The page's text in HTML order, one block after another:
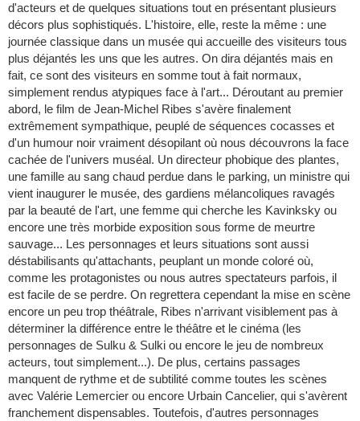
d'acteurs et de quelques situations tout en présentant plusieurs
décors plus sophistiqués. L'histoire, elle, reste la même : une
journée classique dans un musée qui accueille des visiteurs tous
plus déjantés les uns que les autres. On dira déjantés mais en
fait, ce sont des visiteurs en somme tout à fait normaux,
simplement rendus atypiques face à l'art... Déroutant au premier
abord, le film de Jean-Michel Ribes s'avère finalement
extrêmement sympathique, peuplé de séquences cocasses et
d'un humour noir vraiment désopilant où nous découvrons la face
cachée de l'univers muséal. Un directeur phobique des plantes,
une famille au sang chaud perdue dans le parking, un ministre qui
vient inaugurer le musée, des gardiens mélancoliques ravagés
par la beauté de l'art, une femme qui cherche les Kavinksky ou
encore une très morbide exposition sous forme de meurtre
sauvage... Les personnages et leurs situations sont aussi
déstabilisants qu'attachants, peuplant un monde coloré où,
comme les protagonistes ou nous autres spectateurs parfois, il
est facile de se perdre. On regrettera cependant la mise en scène
encore un peu trop théâtrale, Ribes n'arrivant visiblement pas à
déterminer la différence entre le théâtre et le cinéma (les
personnages de Sulku & Sulki ou encore le jeu de nombreux
acteurs, tout simplement...). De plus, certains passages
manquent de rythme et de subtilité comme toutes les scènes
avec Valérie Lemercier ou encore Urbain Cancelier, qui s'avèrent
franchement dispensables. Toutefois, d'autres personnages